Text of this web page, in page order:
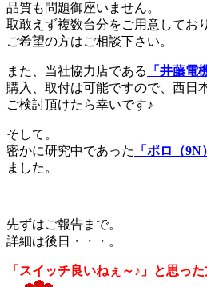
品質も問題御座いません。
取敢えず複数台分をご用意してお
ご希望の方はご相談下さい。
また、当社協力店である 「井藤電
購入、取付は可能ですので、西日
ご検討頂けたら幸いです♪
そして。
密かに研究中であった
「ポロ（9N
ました。
先ずはご報告まで。
詳細は後日・・・。
「スイッチ良いねぇ～♪」と思っ